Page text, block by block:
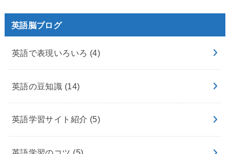
英語脳ブログ
英語で表現いろいろ (4)
英語の豆知識 (14)
英語学習サイト紹介 (5)